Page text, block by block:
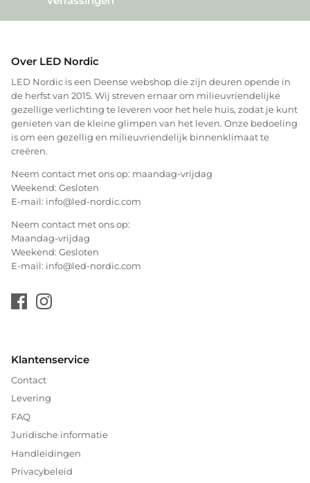
Over LED Nordic
LED Nordic is een Deense webshop die zijn deuren opende in
de herfst van 2015. Wij streven ernaar om milieuvriendelijke
gezellige verlichting te leveren voor het hele huis, zodat je kunt
genieten van de kleine glimpen van het leven. Onze bedoeling
is om een gezellig en milieuvriendelijk binnenklimaat te
creëren.
Neem contact met ons op: maandag-vrijdag
Weekend: Gesloten
E-mail: info@led-nordic.com
Neem contact met ons op:
Maandag-vrijdag
Weekend: Gesloten
E-mail: info@led-nordic.com
Klantenservice
Contact
Levering
FAQ
Juridische informatie
Handleidingen
Privacybeleid